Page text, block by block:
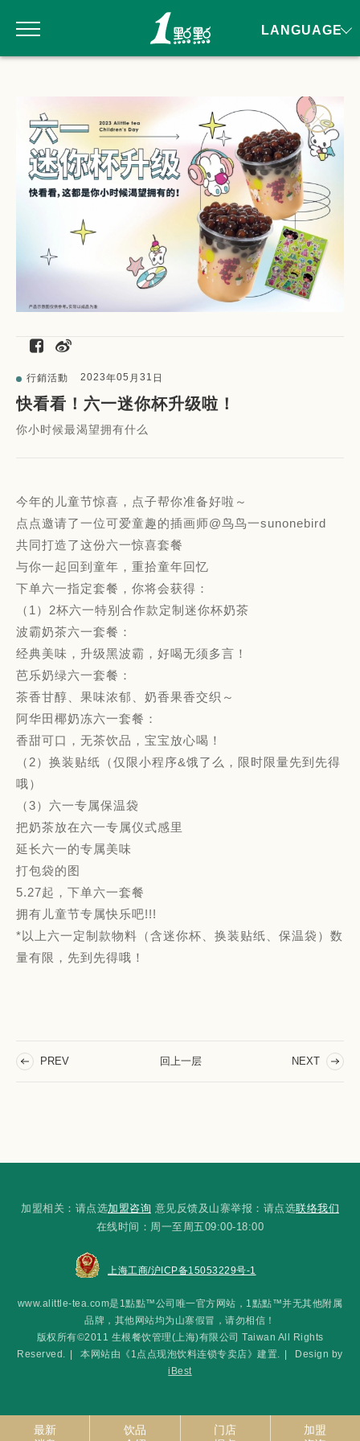
最新
饮品
门店
加盟
行銷活動 2023年05 月 31 日
快看看！六一迷你杯升级啦！
你小时候最渴望拥有什么
今年的儿童节惊喜，点子帮你准备好啦～
点点邀请了一位可爱童趣的插画师@鸟鸟一sunonebird
共同打造了这份六一惊喜套餐
与你一起回到童年，重拾童年回忆
下单六一指定套餐，你将会获得：
（1）2杯六一特别合作款定制迷你杯奶茶
波霸奶茶六一套餐：
经典美味，升级黑波霸，好喝无须多言！
芭乐奶绿六一套餐：
茶香甘醇、果味浓郁、奶香果香交织～
阿华田椰奶冻六一套餐：
香甜可口，无茶饮品，宝宝放心喝！
（2）换装贴纸（仅限小程序&饿了么，限时限量先到先得
哦）
（3）六一专属保温袋
把奶茶放在六一专属仪式感里
延长六一的专属美味
打包袋的图
5.27起，下单六一套餐
拥有儿童节专属快乐吧!!!
*以上六一定制款物料（含迷你杯、换装贴纸、保温袋）数
量有限，先到先得哦！
PREV 回上一层 NEXT
加盟相关：请点选加盟咨询 意见反馈及山寨举报：请点选联络我们
在线时间：周一至周五09:00-18:00
www.alittle-tea.com是1點點™公司唯一官方网站，1點點™并无其他附属
品牌，其他网站均为山寨假冒，请勿相信！
版权所有©2011 生根餐饮管理(上海)有限公司 Taiwan All Rights
Reserved.
| 本网站由《1点点现泡饮料连锁专卖店》建置. |
Design by
iBest
上海工商/沪ICP备15053229号-1
LANGUAGE